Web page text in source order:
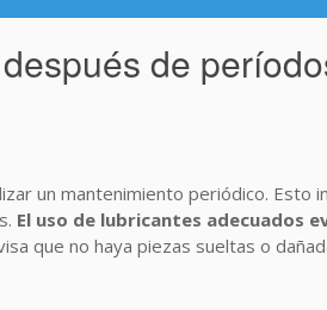
de
un mantenimiento periódico. Esto
El uso de lubricantes adecuados
que no haya piezas sueltas o